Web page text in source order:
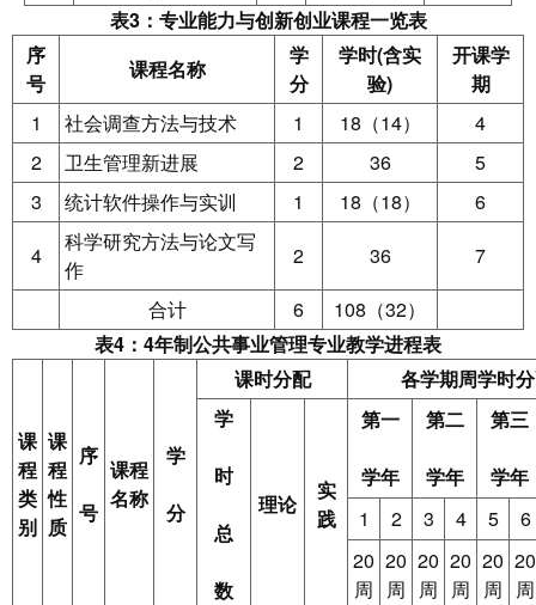
表3：专业能力与创新创业课程一览表
序
号
课程名称
学
分
学时(含实
验)
开课学
期
1
社会调查方法与技术 1 18（14）
4
2
卫生管理新进展 2 36
5
3
统计软件操作与实训 1 18（18）
6
4
科学研究方法与论文写
作
2 36
7
合计
6
108（32）
表4： 4年制公共事业管理专业教学进程表
课
程
类
别
课
程
性
质
序
号
课程
名称
学
分
课时分配
各学期周学时
学
时
总
数
理论
实
践
第一
学年
第二
学年
第三
学年
1
2 3 4 5
6
20
周
20
周
20
周
20
周
20
周
20
周